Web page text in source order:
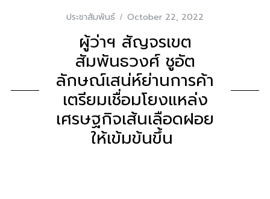
ประชาสัมพันธ์ October 22, 2022
ผู้ว่าฯ สัญจรเขต
สัมพันธวงศ์ ชูอัต
ลักษณ์เสน่ห์ย่านการค้า
เตรียมเชื่อมโยงแหล่ง
เศรษฐกิจเส้นเลือดฝอย
ให้เข้มข้นขึ้น